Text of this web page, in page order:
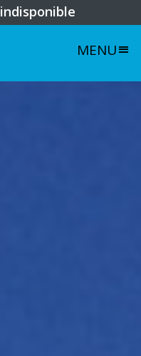
indisponible
MENU